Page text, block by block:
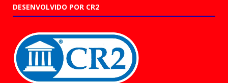
DESENVOLVIDO POR CR2